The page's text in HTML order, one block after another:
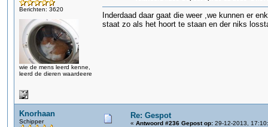
Berichten: 3620
wie de mens leerd kenne,
leerd de dieren waardeere
Inderdaad daar gaat die weer ,we kunnen er
staat zo als het hoort te staan en der niks
Knorhaan
Schipper
Re: Gespot
« Antwoord #236 Gepost op: 29-12-2013,